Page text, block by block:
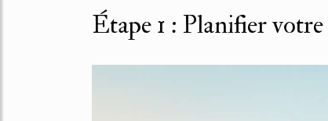
Étape 1 : Planifier